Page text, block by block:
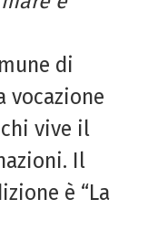
di
vocazione
vive il
Il
è “La